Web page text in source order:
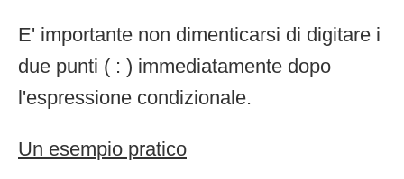
E' importante non dimenticarsi di digitare i
due punti ( : ) immediatamente dopo
l'espressione condizionale.
Un esempio pratico